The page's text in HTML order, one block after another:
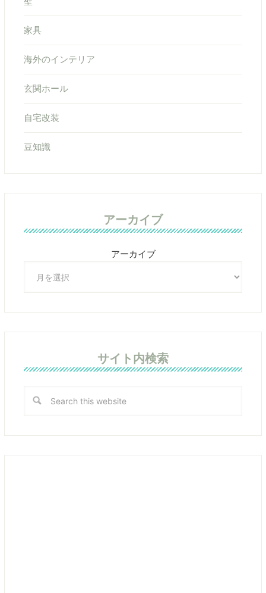
家具
海外のインテリア
玄関ホール
自宅改装
豆知識
アーカイブ
アーカイブ
サイト内検索